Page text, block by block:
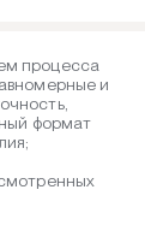
процесса
и
формат